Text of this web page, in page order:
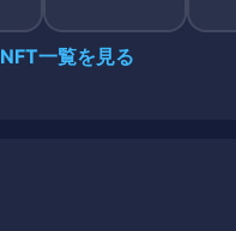
NFT一覧を見る